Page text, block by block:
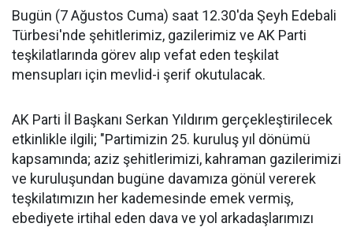
Bugün (7 Ağustos Cuma) saat 12.30'da Şeyh Edebali
Türbesi'nde şehitlerimiz, gazilerimiz ve AK Parti
teşkilatlarında görev alıp vefat eden teşkilat
mensupları için mevlid-i şerif okutulacak.
AK Parti İl Başkanı Serkan Yıldırım gerçekleştirilecek
etkinlikle ilgili; "Partimizin 25. kuruluş yıl dönümü
kapsamında; aziz şehitlerimizi, kahraman gazilerimizi
ve kuruluşundan bugüne davamıza gönül vererek
teşkilatımızın her kademesinde emek vermiş,
ebediyete irtihal eden dava ve yol arkadaşlarımızı